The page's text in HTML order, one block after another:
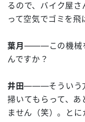
るので、バイク屋
って空気でゴミを飛
葉月 ―――この機械
んですか？
井田―――そういう
掃いてもらって、
ません（笑）。と